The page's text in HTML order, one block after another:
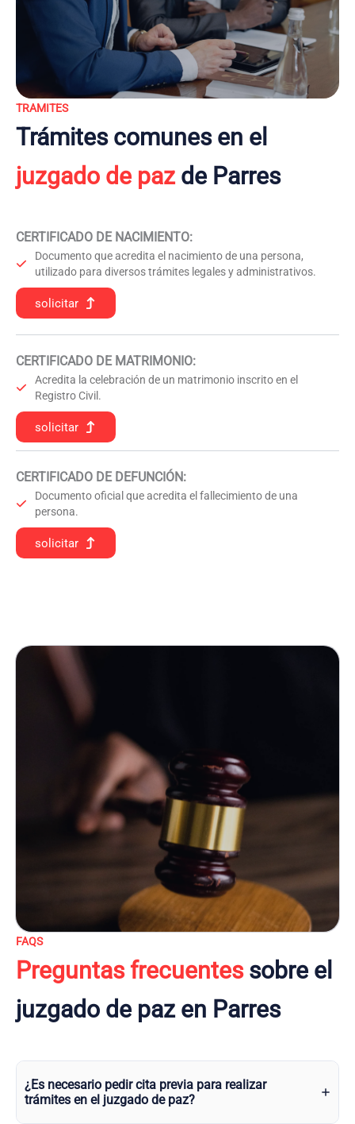
TRAMITES
Trámites comunes en el
juzgado de pazde Parres
CERTIFICADO DE NACIMIENTO:
Documento que acredita el nacimiento de una persona,
utilizado para diversos trámites legales y administrativos.
solicitar
CERTIFICADO DE MATRIMONIO:
Acredita la celebración de un matrimonio inscrito en el
Registro Civil.
solicitar
CERTIFICADO DE DEFUNCIÓN:
Documento oficial que acredita el fallecimiento de una
persona.
solicitar
FAQS
Preguntas frecuentessobre el
juzgado de paz en Parres
¿Es necesario pedir cita previa para realizar
trámites en el juzgado de paz?